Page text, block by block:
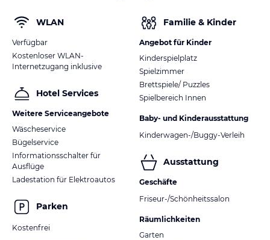
WLAN
Verfügbar
Kostenloser WLAN-
Internetzugang inklusive
Hotel Services
Weitere Serviceangebote
Wäscheservice
Bügelservice
Informationsschalter für
Ausflüge
Ladestation für Elektroautos
Parken
Kostenfrei
Familie & Kinder
Angebot für Kinder
Kinderspielplatz
Spielzimmer
Brettspiele/ Puzzles
Spielbereich Innen
Baby- und Kinderausstattung
Kinderwagen-/Buggy-Verleih
Ausstattung
Geschäfte
Friseur-/Schönheitssalon
Räumlichkeiten
Garten